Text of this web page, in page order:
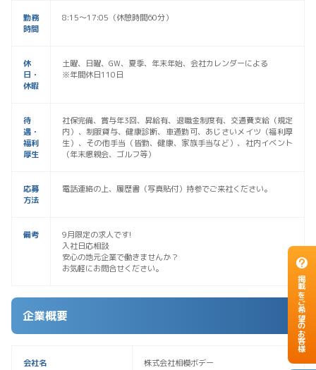
掲載をご希望のお客様
勤務
時間
8:15～17:05（休憩時間60分）
休
日・
休暇
土曜、日曜、GW、夏季、年末年始、会社カレンダーによる
※年間休日110日
待
遇・
福利
厚生
社保完備、賞与年3回、昇給有、退職金制度有、交通費支給（規定
内）、制服貸与、健康診断、車通勤可、あじさいメイツ（福利厚
生）、その他手当（皆勤、健康、家族手当など）、社内イベント
（年末懇親会、ゴルフ等）
応募
方法
電話連絡の上、履歴書（写真貼付）持参でご来社ください。
備考
9月限定の求人です!
入社日応相談
安心の地元企業で働きませんか？
お気軽にお問合せください。
企業概要
会社名 株式会社相模ボデー